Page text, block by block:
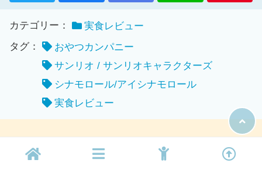
カテゴリー：
実食レビュー
タグ：
おやつカンパニー
サンリオ / サンリオキャラクターズ
シナモロール/アイシナモロール
実食レビュー